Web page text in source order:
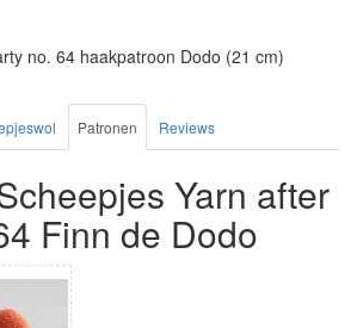
no. 64 haakpatroon Dodo (21 cm)
Patronen Reviews
Yarn after
Finn de Dodo